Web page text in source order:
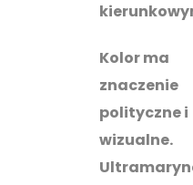
Kolor ma
znaczenie
polityczne i
wizualne.